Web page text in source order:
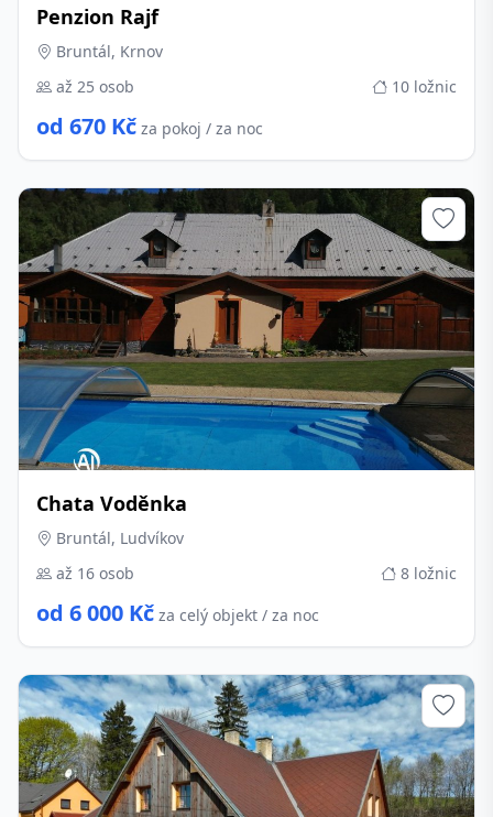
Penzion Rajf
Bruntál, Krnov
až 25 osob
10 ložnic
od 670 Kč za pokoj / za noc
Chata Voděnka
Bruntál, Ludvíkov
až 16 osob
8 ložnic
od 6 000 Kč za celý objekt / za noc